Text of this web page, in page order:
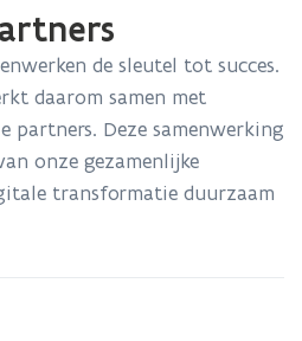
de sleutel tot succes.
daarom samen met
partners. Deze samenwerking
onze gezamenlijke
transformatie duurzaam